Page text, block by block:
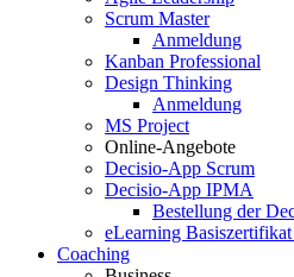
Scrum Master
Anmeldung
Kanban Professional
Design Thinking
Anmeldung
MS Project
Online-Angebote
Decisio-App Scrum
Decisio-App IPMA
Bestellung der
eLearning
Coaching